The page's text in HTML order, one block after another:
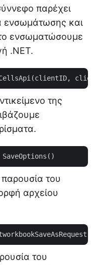
παρέχει
ενσωμάτωσης και
ενσωματώσουμε
.NET.
της
του
αρχείου
του